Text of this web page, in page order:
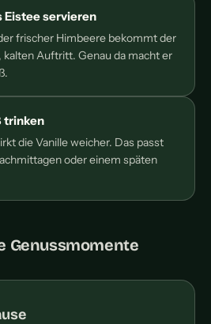
Eistee servieren
frischer Himbeere bekommt der
kalten Auftritt. Genau da macht er
trinken
die Vanille weicher. Das passt
oder einem späten
Genussmomente